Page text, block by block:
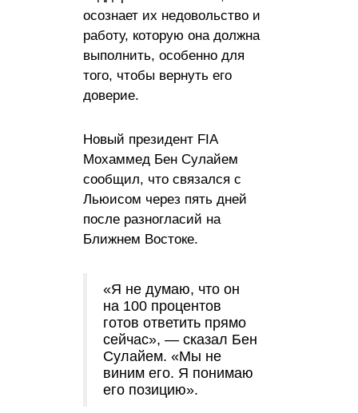
осознает их недовольство и
работу, которую она должна
выполнить, особенно для
того, чтобы вернуть его
доверие.
Новый президент FIA
Мохаммед Бен Сулайем
сообщил, что связался с
Льюисом через пять дней
после разногласий на
Ближнем Востоке.
«Я не думаю, что он
на 100 процентов
готов ответить прямо
сейчас», — сказал Бен
Сулайем. «Мы не
виним его. Я понимаю
его позицию».